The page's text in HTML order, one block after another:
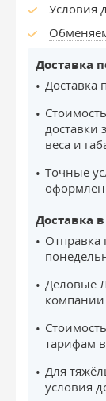
Условия
Доставка
Доставка
доставки
веса и
Точные
Доставка
Отправка
Деловые
тарифам
Для
условия